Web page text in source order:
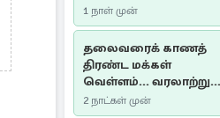
தீர்க்கதரிசனம் :
சுதுமலை பிரகடனம்
ஒரு வரலாற்றுப் பாடம்
1 நாள் முன்
தலைவரைக் காணத்
திரண்ட மக்கள்
வெள்ளம்... வரலாற்றுச்
சிறப்புமிக்க சுதுமலைப்
2 நாட்கள் முன்